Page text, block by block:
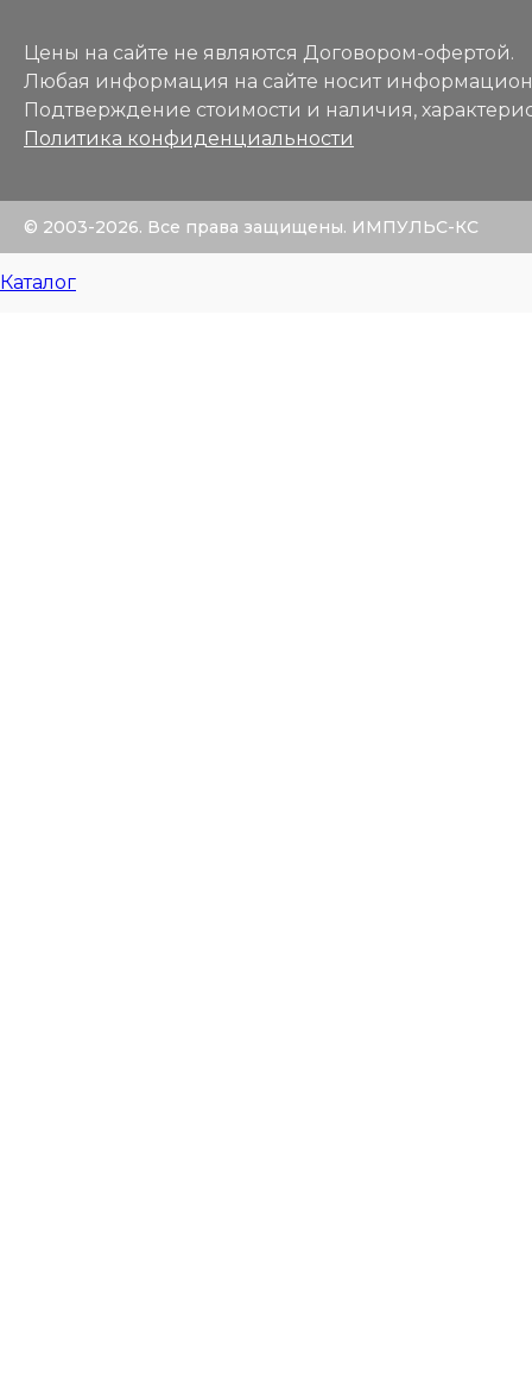
Цены на сайте не являются Договором-офертой.
Любая информация на сайте носит
Подтверждение стоимости и наличия,
Политика конфиденциальности
© 2003-2026. Все права защищены. ИМПУЛЬС-КС
Каталог